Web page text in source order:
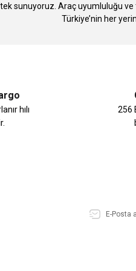
sunuyoruz. Araç uyumluluğu ve
Türkiye’nin her
hılı
256